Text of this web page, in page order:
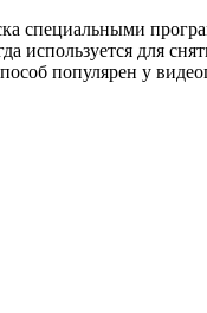
специальными
используется для
популярен у